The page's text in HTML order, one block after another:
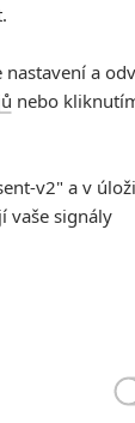
Marvel
1
Děti
akční
máme
Velké
a
nebo
v2" a v
vaše signály